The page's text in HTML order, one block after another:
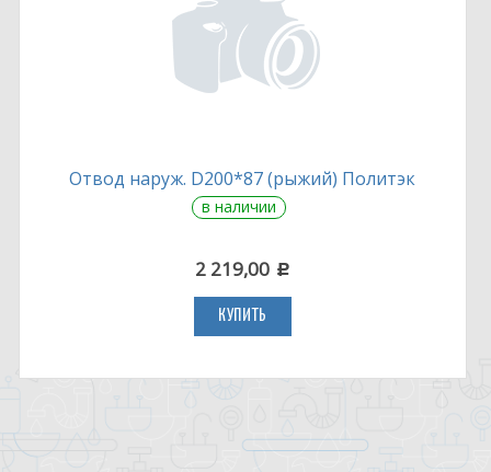
Отвод наруж. D200*87 (рыжий) Политэк
в наличии
2 219,00 c
КУПИТЬ